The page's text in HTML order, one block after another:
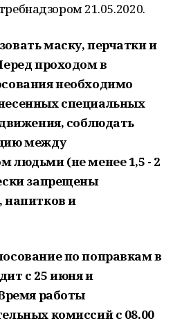
21.05.2020.
маску, перчатки и
проходом в
необходимо
специальных
соблюдать
между
людьми (не менее 1,5 - 2
запрещены
напитков и
по поправкам в
с 25 июня и
работы
комиссий с 08.00